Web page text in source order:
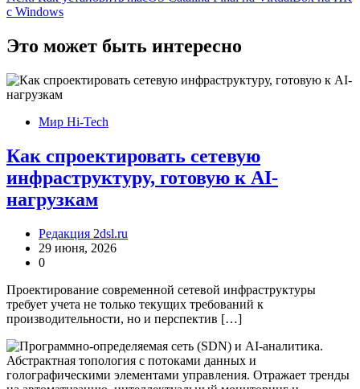
по
с Windows
Это может быть интересно
Мир Hi-Tech
Как спроектировать сетевую
инфраструктуру, готовую к AI-
нагрузкам
Редакция 2dsl.ru
29 июня, 2026
0
Проектирование современной сетевой инфраструктуры
требует учета не только текущих требований к
производительности, но и перспектив […]